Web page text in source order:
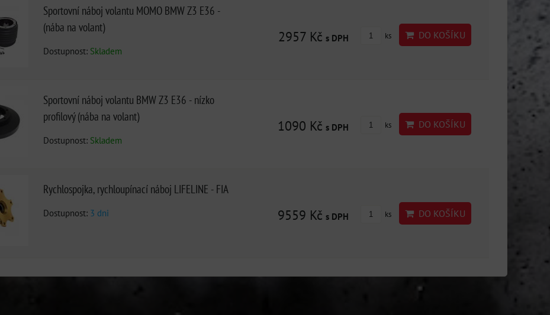
Sportovní náboj volantu MOMO BMW Z3 E36 -
(nába na volant)
Dostupnost: Skladem
2957 Kč s DPH ks DO KOŠÍKU
Sportovní náboj volantu BMW Z3 E36 - nízko
profilový (nába na volant)
Dostupnost: Skladem
1090 Kč s DPH ks DO KOŠÍKU
Rychlospojka, rychloupínací náboj LIFELINE - FIA
Dostupnost: 3 dni 9559 Kč s DPH ks DO KOŠÍKU